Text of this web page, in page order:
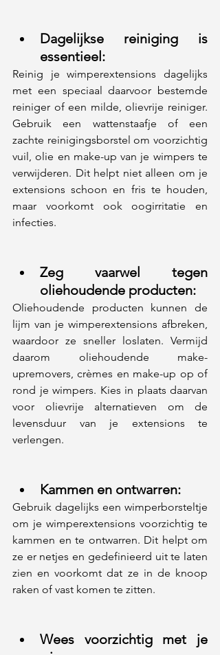
Dagelijkse reiniging is
essentieel:
Reinig je wimperextensions dagelijks
met een speciaal daarvoor bestemde
reiniger of een milde, olievrije reiniger.
Gebruik een wattenstaafje of een
zachte reinigingsborstel om voorzichtig
vuil, olie en make-up van je wimpers te
verwijderen. Dit helpt niet alleen om je
extensions schoon en fris te houden,
maar voorkomt ook oogirritatie en
infecties.
Zeg vaarwel tegen
oliehoudende producten:
Oliehoudende producten kunnen de
lijm van je wimperextensions afbreken,
waardoor ze sneller loslaten. Vermijd
daarom oliehoudende make-
upremovers, crèmes en make-up op of
rond je wimpers. Kies in plaats daarvan
voor olievrije alternatieven om de
levensduur van je extensions te
verlengen.
Kammen en ontwarren:
Gebruik dagelijks een wimperborsteltje
om je wimperextensions voorzichtig te
kammen en te ontwarren. Dit helpt om
ze er netjes en gedefinieerd uit te laten
zien en voorkomt dat ze in de knoop
raken of vast komen te zitten.
Wees voorzichtig met je